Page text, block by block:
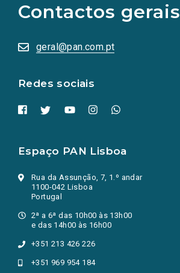
Contactos gerais
geral@pan.com.pt
Redes sociais
redes
sociais
numa
nova
Espaço PAN Lisboa
Rua da Assunção, 7, 1.º andar
1100-042 Lisboa
Portugal
2ª a 6ª das 10h00 às 13h00
e das 14h00 às 16h00
+351 213 426 226
+351 969 954 184